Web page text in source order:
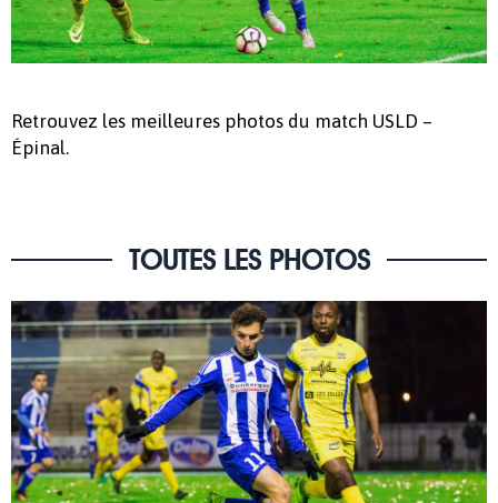
Retrouvez les meilleures photos du match USLD –
Épinal.
TOUTES LES PHOTOS